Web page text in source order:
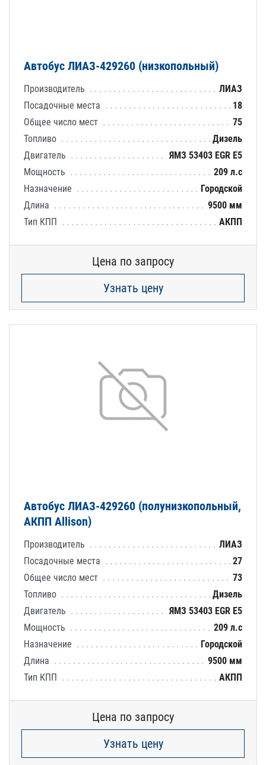
Автобус ЛИАЗ-429260 (низкопольный)
Производитель
ЛИАЗ
Посадочные места
18
Общее число мест
75
Топливо
Дизель
Двигатель
ЯМЗ 53403 EGR E5
Мощность
209 л.с
Назначение
Городской
Длина
9500 мм
Тип КПП
АКПП
Цена по запросу
Узнать цену
Автобус ЛИАЗ-429260 (полунизкопольный,
АКПП Allison)
Производитель
ЛИАЗ
Посадочные места
27
Общее число мест
73
Топливо
Дизель
Двигатель
ЯМЗ 53403 EGR E5
Мощность
209 л.с
Назначение
Городской
Длина
9500 мм
Тип КПП
АКПП
Цена по запросу
Узнать цену